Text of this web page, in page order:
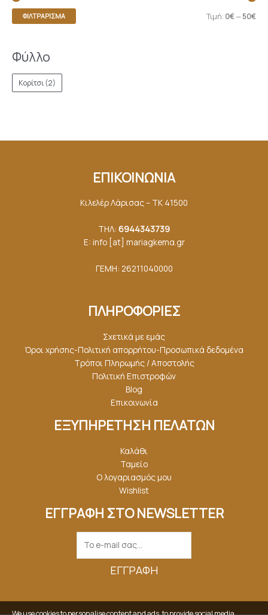
ΦΙΛΤΡΆΡΙΣΜΑ Τιμή: 0€—50€
Φύλλο
Κορίτσι(2)
ΕΠΙΚΟΙΝΩΝΙΑ
Κιλελέρ Λάρισας – ΤΚ 41500
ΤΗΛ: 6944343739
E: info [at] mariagkemα.gr
ΓΕΜΗ: 26211040000
ΠΛΗΡΟΦΟΡΙΕΣ
Σχετικά με εμάς
Όροι χρήσης-Πολιτική απορρήτου-Προσωπικά δεδομένα
Τρόποι Πληρωμής / Αποστολής
Πολιτική Επιστροφών
Blog
Επικοινωνία
ΕΞΥΠΗΡΕΤΗΣΗ ΠΕΛΑΤΩΝ
Καλάθι
Ταμείο
Ο λογαριασμός μου
Wishlist
ΕΓΓΡΑΦΗ ΣΤΟ NEWSLETTER
ΕΓΓΡΑΦΉ